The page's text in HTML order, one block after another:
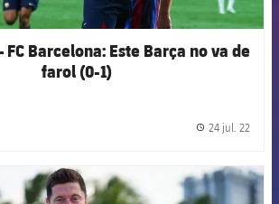
FC Barcelona: Este Barça no va de
farol (0-1)
24 jul. 22
FCB Barcelona badge